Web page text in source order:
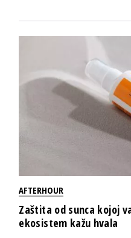
AFTERHOUR
Zaštita od sunca kojoj
ekosistem kažu hvala